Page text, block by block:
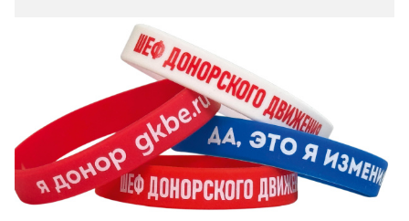
№ 10 (408)
Передовые технологии для донорства
Регистрационное свидетельство ПИ № ФС 77 – 71880
от 13 декабря 2017 г.
Выдано Федеральной службой по надзору в сфере